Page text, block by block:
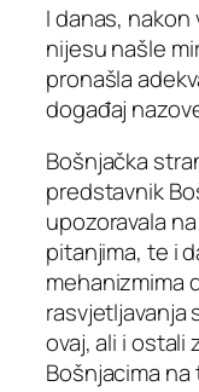
I danas,
nijesu našle
pronašla
događaj
Bošnjačka
predstavnik
upozoravala
pitanjima, te i
mehanizmima
rasvjetljavanja
ovaj, ali i ostali
Bošnjacima